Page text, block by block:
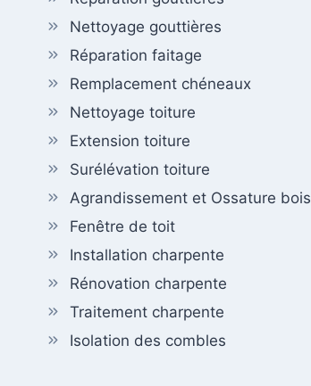
Nettoyage gouttières
Réparation faitage
Remplacement chéneaux
Nettoyage toiture
Extension toiture
Surélévation toiture
Agrandissement et Ossature bois
Fenêtre de toit
Installation charpente
Rénovation charpente
Traitement charpente
Isolation des combles